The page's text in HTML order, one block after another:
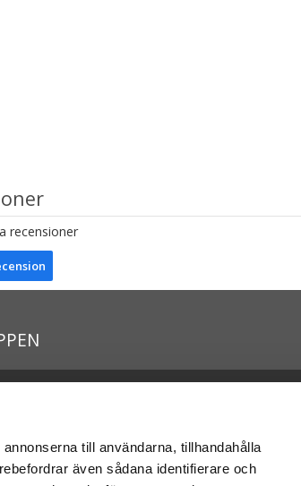
till användarna, tillhandahålla
även sådana identifierare och
recensioner
E-mail: